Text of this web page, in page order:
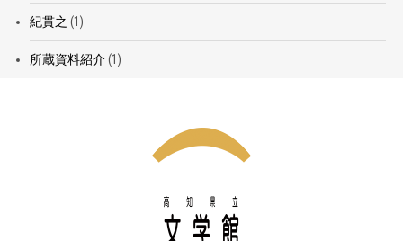
紀貫之 (1)
所蔵資料紹介(1)